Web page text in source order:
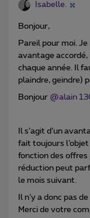
Isabelle.
Bonjour,
Pareil pour moi.
avantage
chaque année. Il
plaindre, geindre)
Bonjour ​ @alain
Il s’agit d’un
fait toujours
fonction des
réduction peut
le mois suivant.
Il n’y a donc pas
Merci de votre